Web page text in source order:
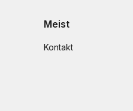
Meist
Kontakt